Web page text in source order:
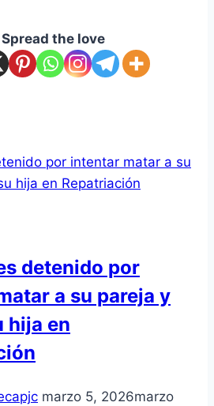
Spread the love
detenido por
a su pareja y
hija en
marzo 5, 2026marzo